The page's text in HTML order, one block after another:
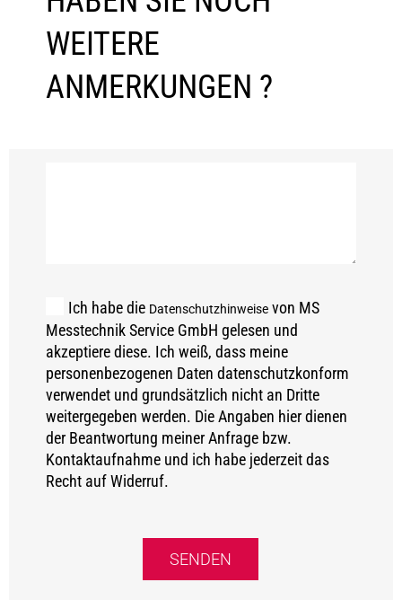
WEITERE
ANMERKUNGEN ?
Ich habe die Datenschutzhinweisevon MS
Messtechnik Service GmbH gelesen und
akzeptiere diese. Ich weiß, dass meine
personenbezogenen Daten datenschutzkonform
verwendet und grundsätzlich nicht an Dritte
weitergegeben werden. Die Angaben hier dienen
der Beantwortung meiner Anfrage bzw.
Kontaktaufnahme und ich habe jederzeit das
Recht auf Widerruf.